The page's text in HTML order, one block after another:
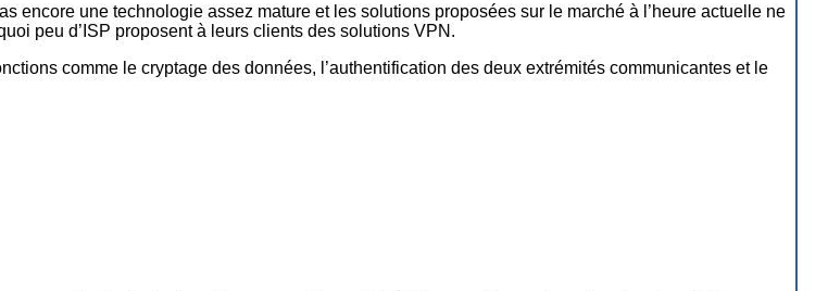
encore une technologie assez mature et les solutions proposées sur le marché à l’heure actuelle ne
peu d’ISP proposent à leurs clients des solutions VPN.
comme le cryptage des données, l’authentification des deux extrémités communicantes et le